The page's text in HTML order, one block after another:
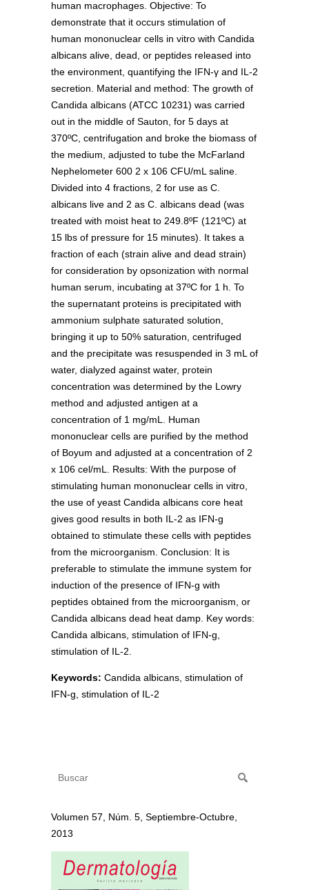
human macrophages. Objective: To
demonstrate that it occurs stimulation of
human mononuclear cells in vitro with Candida
albicans alive, dead, or peptides released into
the environment, quantifying the IFN-γ and IL-2
secretion. Material and method: The growth of
Candida albicans (ATCC 10231) was carried
out in the middle of Sauton, for 5 days at
370ºC, centrifugation and broke the biomass of
the medium, adjusted to tube the McFarland
Nephelometer 600 2 x 106 CFU/mL saline.
Divided into 4 fractions, 2 for use as C.
albicans live and 2 as C. albicans dead (was
treated with moist heat to 249.8ºF (121ºC) at
15 lbs of pressure for 15 minutes). It takes a
fraction of each (strain alive and dead strain)
for consideration by opsonization with normal
human serum, incubating at 37ºC for 1 h. To
the supernatant proteins is precipitated with
ammonium sulphate saturated solution,
bringing it up to 50% saturation, centrifuged
and the precipitate was resuspended in 3 mL of
water, dialyzed against water, protein
concentration was determined by the Lowry
method and adjusted antigen at a
concentration of 1 mg/mL. Human
mononuclear cells are purified by the method
of Boyum and adjusted at a concentration of 2
x 106 cel/mL. Results: With the purpose of
stimulating human mononuclear cells in vitro,
the use of yeast Candida albicans core heat
gives good results in both IL-2 as IFN-g
obtained to stimulate these cells with peptides
from the microorganism. Conclusion: It is
preferable to stimulate the immune system for
induction of the presence of IFN-g with
peptides obtained from the microorganism, or
Candida albicans dead heat damp. Key words:
Candida albicans, stimulation of IFN-g,
stimulation of IL-2.
Keywords: Candida albicans, stimulation of
IFN-g, stimulation of IL-2
Volumen 57, Núm. 5, Septiembre-Octubre,
2013